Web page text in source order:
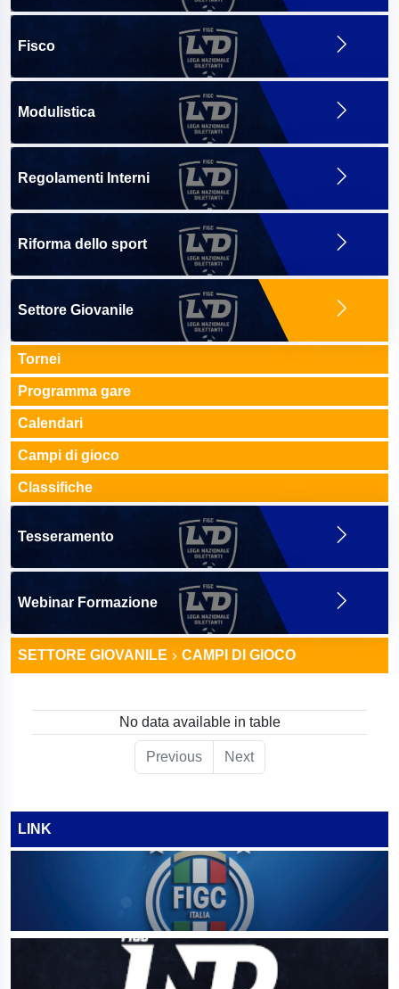
Fisco
Modulistica
Regolamenti Interni
Riforma dello sport
Settore Giovanile
Tornei
Programma gare
Calendari
Campi di gioco
Classifiche
Tesseramento
Webinar Formazione
SETTORE GIOVANILE CAMPI DI GIOCO
No data available in table
Previous Next
LINK